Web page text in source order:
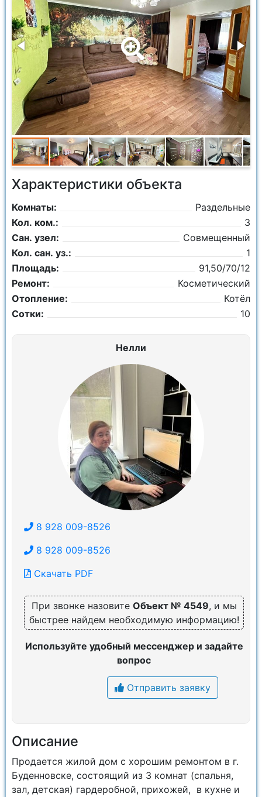
Характеристики объекта
Комнаты:
Раздельные
Кол. ком.:
3
Сан. узел:
Совмещенный
Кол. сан. уз.:
1
Площадь:
91,50/70/12
Ремонт:
Косметический
Отопление:
Котёл
Сотки:
10
Нелли
8 928 009-8526
8 928 009-8526
Скачать PDF
При звонке назовите Объект № 4549, и мы
быстрее найдем необходимую информацию!
Используйте удобный мессенджер и задайте
вопрос
Отправить заявку
Описание
Продается жилой дом с хорошим ремонтом в г.
Буденновске, состоящий из 3 комнат (спальня,
зал, детская) гардеробной, прихожей, в кухне и